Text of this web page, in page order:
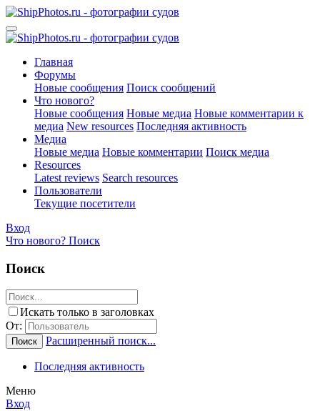
Главная
Форумы
Новые сообщения Поиск сообщений
Что нового?
Новые сообщения Новые медиа Новые комментарии к
медиа New resources Последняя активность
Медиа
Новые медиа Новые комментарии Поиск медиа
Resources
Latest reviews Search resources
Пользователи
Текущие посетители
Вход
Что нового? Поиск
Поиск
Искать только в заголовках
От:
Поиск Расширенный поиск...
Последняя активность
Меню
Вход